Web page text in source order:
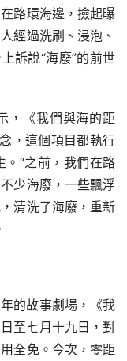
路環海邊，撿起曝
經過洗刷、浸泡、
訴說“海廢”的前世
，《我們與海的距
，這個項目都執行
“之前，我們在路
少海廢，一些飄浮
清洗了海廢，重新
的故事劇場，《我
至七月十九日，對
全免。今次，零距